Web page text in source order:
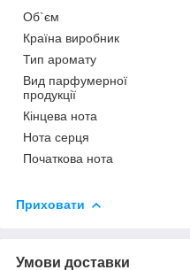
Об`єм
Країна виробник
Тип аромату
Вид парфумерної
продукції
Кінцева нота
Нота серця
Початкова нота
Приховати
Умови доставки